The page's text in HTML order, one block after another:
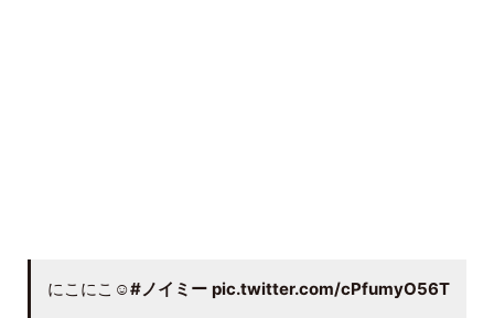
にこにこ☺️#ノイミー pic.twitter.com/cPfumyO56T